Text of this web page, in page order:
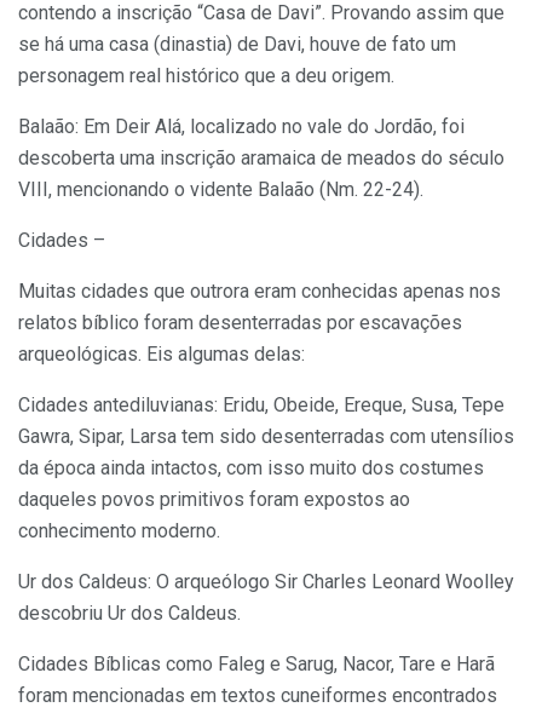
contendo a inscrição “Casa de Davi”. Provando assim que
se há uma casa (dinastia) de Davi, houve de fato um
personagem real histórico que a deu origem.
Balaão: Em Deir Alá, localizado no vale do Jordão, foi
descoberta uma inscrição aramaica de meados do século
VIII, mencionando o vidente Balaão (Nm. 22-24).
Cidades –
Muitas cidades que outrora eram conhecidas apenas nos
relatos bíblico foram desenterradas por escavações
arqueológicas. Eis algumas delas:
Cidades antediluvianas: Eridu, Obeide, Ereque, Susa, Tepe
Gawra, Sipar, Larsa tem sido desenterradas com utensílios
da época ainda intactos, com isso muito dos costumes
daqueles povos primitivos foram expostos ao
conhecimento moderno.
Ur dos Caldeus: O arqueólogo Sir Charles Leonard Woolley
descobriu Ur dos Caldeus.
Cidades Bíblicas como Faleg e Sarug, Nacor, Tare e Harã
foram mencionadas em textos cuneiformes encontrados